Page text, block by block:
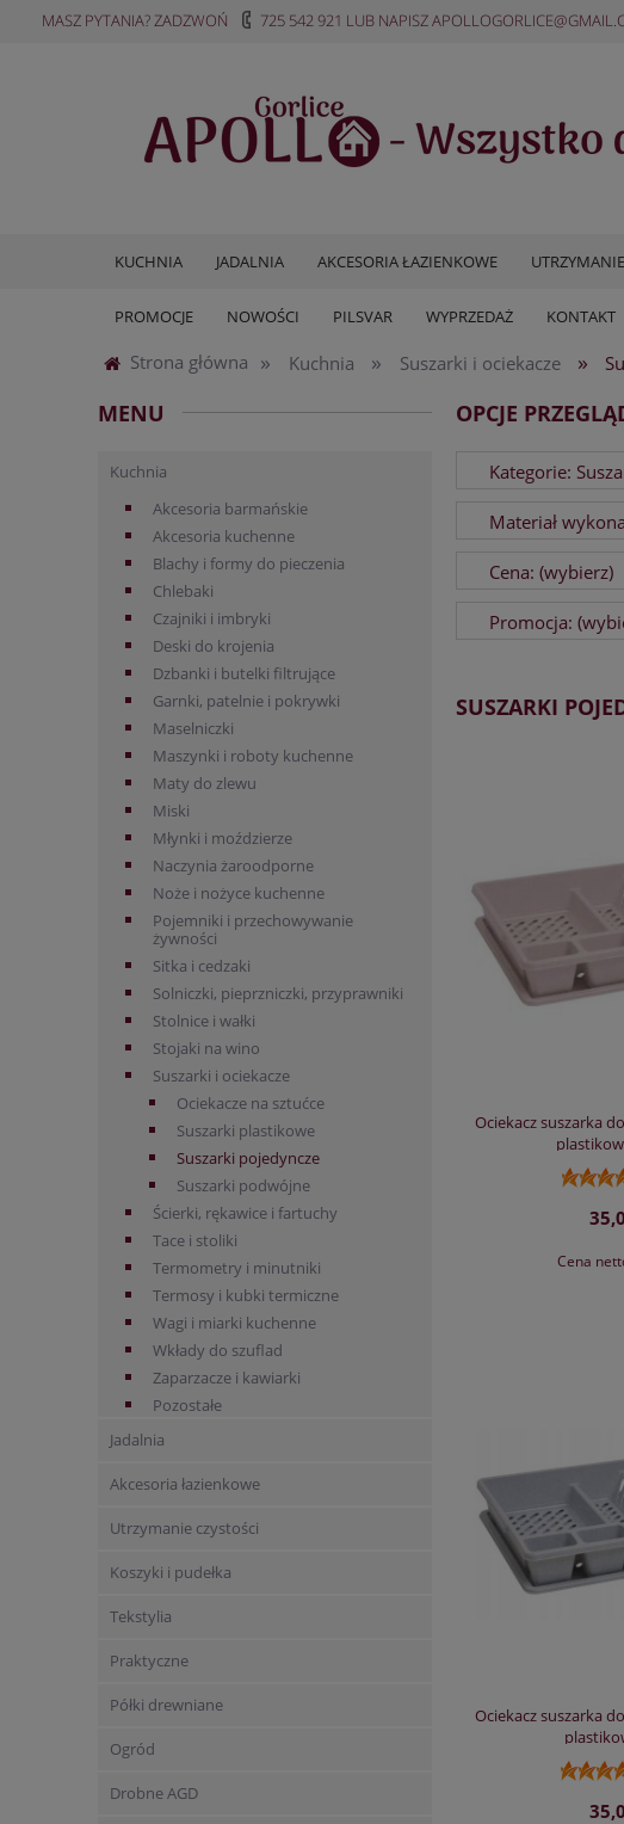
MASZ PYTANIA? ZADZWOŃ 725 542 921 LUB NAPISZ
KUCHNIA JADALNIA AKCESORIA ŁAZIENKOWE
PROMOCJE NOWOŚCI PILSVAR WYPRZEDAŻ KONTAKT
Strona główna » Kuchnia » Suszarki i ociekacze »
MENU
Kuchnia
Akcesoria barmańskie
Akcesoria kuchenne
Blachy i formy do pieczenia
Chlebaki
Czajniki i imbryki
Deski do krojenia
Dzbanki i butelki filtrujące
Garnki, patelnie i pokrywki
Maselniczki
Maszynki i roboty kuchenne
Maty do zlewu
Miski
Młynki i moździerze
Naczynia żaroodporne
Noże i nożyce kuchenne
Pojemniki i przechowywanie
żywności
Sitka i cedzaki
Solniczki, pieprzniczki, przyprawniki
Stolnice i wałki
Stojaki na wino
Suszarki i ociekacze
Ociekacze na sztućce
Suszarki plastikowe
Suszarki pojedyncze
Suszarki podwójne
Ścierki, rękawice i fartuchy
Tace i stoliki
Termometry i minutniki
Termosy i kubki termiczne
Wagi i miarki kuchenne
Wkłady do szuflad
Zaparzacze i kawiarki
Pozostałe
Jadalnia
Akcesoria łazienkowe
Utrzymanie czystości
Koszyki i pudełka
Tekstylia
Praktyczne
Półki drewniane
Ogród
Drobne AGD
OPCJE
Kategorie:
Materiał
Cena: (wybierz)
Promocja:
SUSZARKI
Ociekacz suszarka
Cena
Ociekacz suszarka